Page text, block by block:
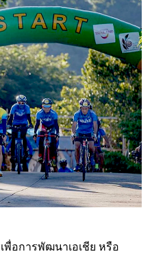
พื่อการพัฒนาเอเชีย หรือ